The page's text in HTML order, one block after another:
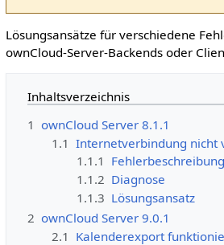
Lösungsansätze für verschiedene
ownCloud-Server-Backends oder
Inhaltsverzeichnis
1 ownCloud Server 8.1.1
1.1 Internetverbindung nicht
1.1.1 Fehlerbeschreibung
1.1.2 Diagnose
1.1.3 Lösungsansatz
2 ownCloud Server 9.0.1
2.1 Kalenderexport